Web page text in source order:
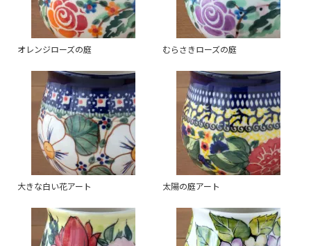
オレンジローズの庭 むらさきローズの庭
大きな白い花アート 太陽の庭アート